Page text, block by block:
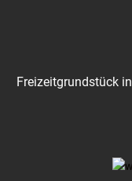
Freizeitgrundstück